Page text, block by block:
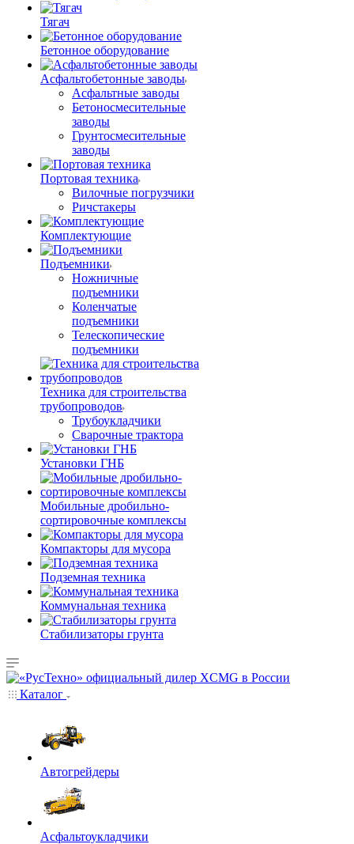
Тягач
Бетонное оборудование
Асфальтобетонные заводы
Асфальтные заводы
Бетоносмесительные
заводы
Грунтосмесительные
заводы
Портовая техника
Вилочные погрузчики
Ричстакеры
Комплектующие
Подъемники
Ножничные
подъемники
Коленчатые
подъемники
Телескопические
подъемники
Техника для строительства
трубопроводов
Трубоукладчики
Сварочные трактора
Установки ГНБ
Мобильные дробильно-
сортировочные комплексы
Компакторы для мусора
Подземная техника
Коммунальная техника
Стабилизаторы грунта
Каталог
Автогрейдеры
Асфальтоукладчики